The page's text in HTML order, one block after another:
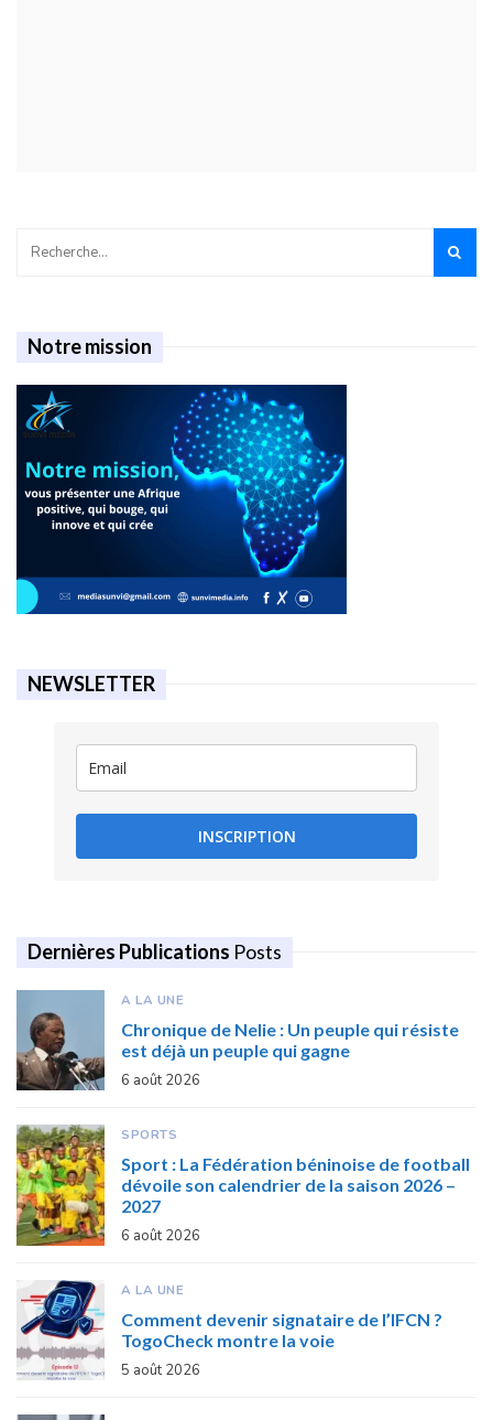
Notre mission
NEWSLETTER
INSCRIPTION
Dernières Publications Posts
A LA UNE
Chronique de Nelie : Un peuple qui résiste
est déjà un peuple qui gagne
6 août 2026
SPORTS
Sport : La Fédération béninoise de football
dévoile son calendrier de la saison 2026 –
2027
6 août 2026
A LA UNE
Comment devenir signataire de l’IFCN ?
TogoCheck montre la voie
5 août 2026